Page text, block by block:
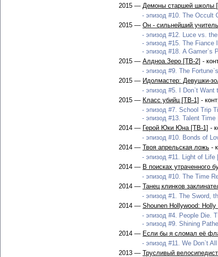
2015 — Демоны старшей школы
- эпизод #10. The Occult
2015 — Он - сильнейший
- эпизод #12. Luce vs.
- эпизод #15. The Fiance
- эпизод #18. A Gamer`s
2015 — Алдноа.Зеро [ТВ-2] -
- эпизод #9. The
2015 — Идолмастер: Девушки-
- эпизод #5. I Don`t Want
2015 — Класс убийц [ТВ-1] -
- эпизод #7. School Trip
- эпизод #13. Talent Time
2014 — Герой Юки Юна [ТВ-1] -
- эпизод #10. Bonds of
2014 — Твоя апрельская ложь -
- эпизод #11. Light of Life
2014 — В поисках утраченного
- эпизод #10. The Time
2014 — Танец клинков
- эпизод #1. The Sword,
2014 — Shounen Hollywood:
- эпизод #4. People Die.
- эпизод #9. Shining
2014 — Если бы я сломал её
- эпизод #11. We Don`t
2013 — Трусливый